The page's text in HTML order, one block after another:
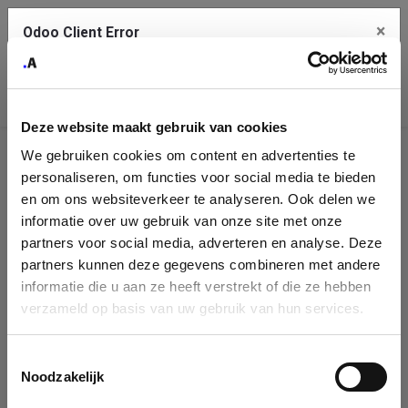
Deze website maakt gebruik van cookies
We gebruiken cookies om content en advertenties te
personaliseren, om functies voor social media te bieden
en om ons websiteverkeer te analyseren. Ook delen we
informatie over uw gebruik van onze site met onze
partners voor social media, adverteren en analyse. Deze
partners kunnen deze gegevens combineren met andere
informatie die u aan ze heeft verstrekt of die ze hebben
verzameld op basis van uw gebruik van hun services.
Noodzakelijk
Company
Identification
Please fill in your company details
You can search a company in our database by name, VAT or
enterprise ID. When a company is selected it will auto-complete the
form. If you don't find your company in our database, you can create
Odoo Client Error ×
service.
See details
Ok